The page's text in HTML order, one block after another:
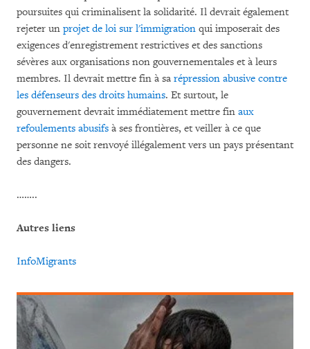
poursuites qui criminalisent la solidarité. Il devrait également
rejeter un projet de loi sur l'immigration qui imposerait des
exigences d'enregistrement restrictives et des sanctions
sévères aux organisations non gouvernementales et à leurs
membres. Il devrait mettre fin à sa répression abusive contre
les défenseurs des droits humains. Et surtout, le
gouvernement devrait immédiatement mettre fin aux
refoulements abusifs à ses frontières, et veiller à ce que
personne ne soit renvoyé illégalement vers un pays présentant
des dangers.
……..
Autres liens
InfoMigrants